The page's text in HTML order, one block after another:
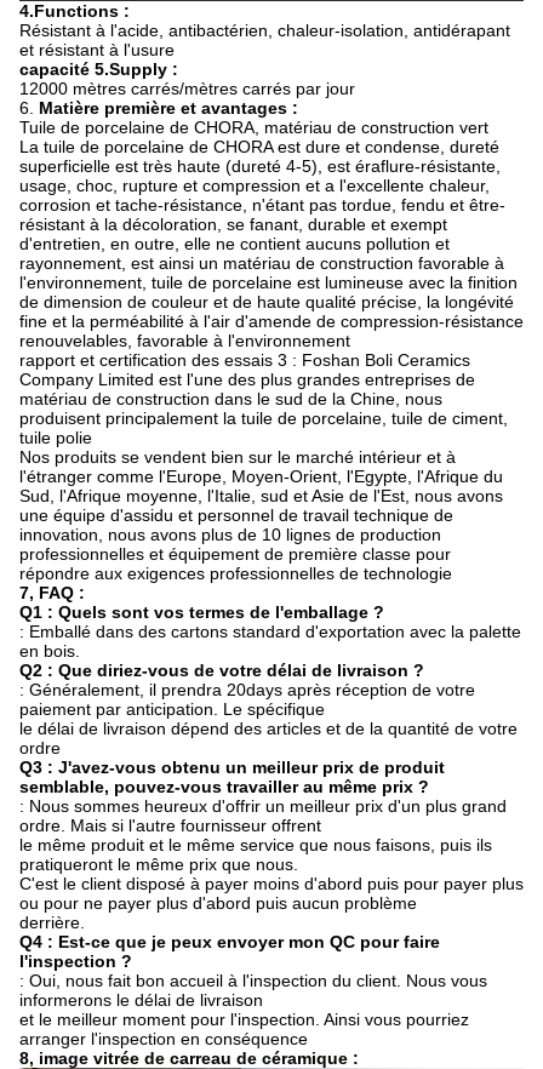
4.Functions :
Résistant à l'acide, antibactérien, chaleur-isolation, antidérapant
et résistant à l'usure
capacité 5.Supply :
12000 mètres carrés/mètres carrés par jour
6. Matière première et avantages :
Tuile de porcelaine de CHORA, matériau de construction vert
La tuile de porcelaine de CHORA est dure et condense, dureté
superficielle est très haute (dureté 4-5), est éraflure-résistante,
usage, choc, rupture et compression et a l'excellente chaleur,
corrosion et tache-résistance, n'étant pas tordue, fendu et être-
résistant à la décoloration, se fanant, durable et exempt
d'entretien, en outre, elle ne contient aucuns pollution et
rayonnement, est ainsi un matériau de construction favorable à
l'environnement, tuile de porcelaine est lumineuse avec la finition
de dimension de couleur et de haute qualité précise, la longévité
fine et la perméabilité à l'air d'amende de compression-résistance
renouvelables, favorable à l'environnement
rapport et certification des essais 3 : Foshan Boli Ceramics
Company Limited est l'une des plus grandes entreprises de
matériau de construction dans le sud de la Chine, nous
produisent principalement la tuile de porcelaine, tuile de ciment,
tuile polie
Nos produits se vendent bien sur le marché intérieur et à
l'étranger comme l'Europe, Moyen-Orient, l'Egypte, l'Afrique du
Sud, l'Afrique moyenne, l'Italie, sud et Asie de l'Est, nous avons
une équipe d'assidu et personnel de travail technique de
innovation, nous avons plus de 10 lignes de production
professionnelles et équipement de première classe pour
répondre aux exigences professionnelles de technologie
7, FAQ :
Q1 : Quels sont vos termes de l'emballage ?
: Emballé dans des cartons standard d'exportation avec la palette
en bois.
Q2 : Que diriez-vous de votre délai de livraison ?
: Généralement, il prendra 20days après réception de votre
paiement par anticipation. Le spécifique
le délai de livraison dépend des articles et de la quantité de votre
ordre
Q3 : J'avez-vous obtenu un meilleur prix de produit
semblable, pouvez-vous travailler au même prix ?
: Nous sommes heureux d'offrir un meilleur prix d'un plus grand
ordre. Mais si l'autre fournisseur offrent
le même produit et le même service que nous faisons, puis ils
pratiqueront le même prix que nous.
C'est le client disposé à payer moins d'abord puis pour payer plus
ou pour ne payer plus d'abord puis aucun problème
derrière.
Q4 : Est-ce que je peux envoyer mon QC pour faire
l'inspection ?
: Oui, nous fait bon accueil à l'inspection du client. Nous vous
informerons le délai de livraison
et le meilleur moment pour l'inspection. Ainsi vous pourriez
arranger l'inspection en conséquence
8, image vitrée de carreau de céramique :